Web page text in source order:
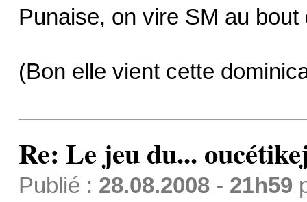
Punaise, on vire SM au
(Bon elle vient cette
Re: Le jeu du...
Publié : 28.08.2008 - 21h59